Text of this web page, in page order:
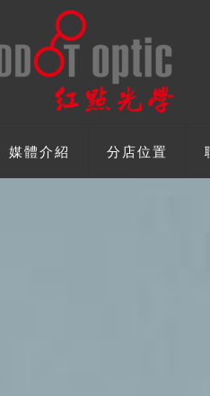
媒體介紹 分店位置